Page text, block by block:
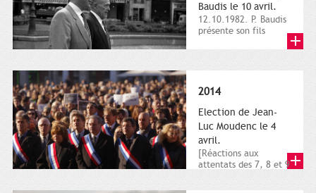
Baudis le 10 avril.
12.10.1982. P. Baudis
présente son fils
2014
Election de Jean-
Luc Moudenc le 4
avril.
[Réactions aux
attentats des 7, 8 et 9